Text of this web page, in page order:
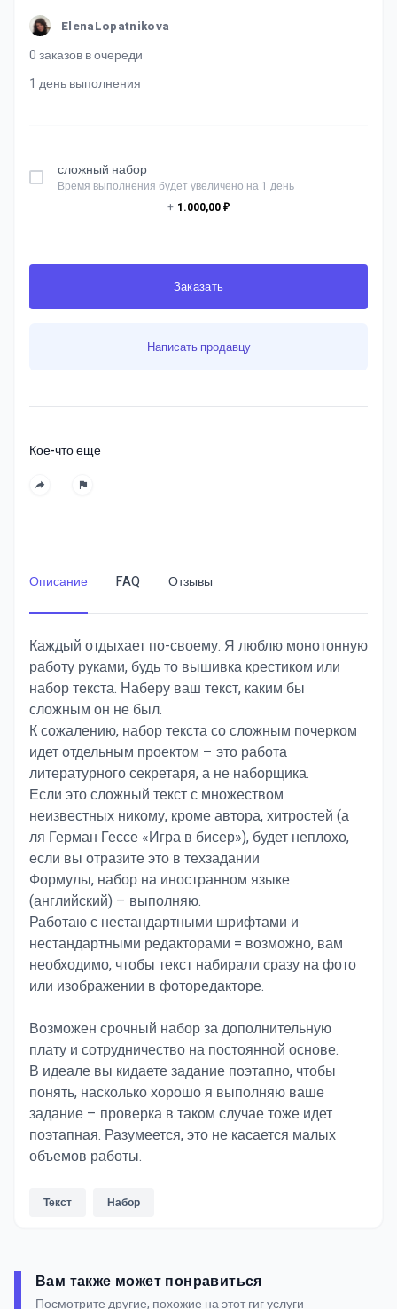
ElenaLopatnikova
0 заказов в очереди
1 день выполнения
сложный набор
Время выполнения будет увеличено на 1 день
+ 1.000,00 ₽
Заказать
Написать продавцу
Кое-что еще
Описание FAQ Отзывы
Каждый отдыхает по-своему. Я люблю монотонную
работу руками, будь то вышивка крестиком или
набор текста. Наберу ваш текст, каким бы
сложным он не был.
К сожалению, набор текста со сложным почерком
идет отдельным проектом – это работа
литературного секретаря, а не наборщика.
Если это сложный текст с множеством
неизвестных никому, кроме автора, хитростей (а
ля Герман Гессе «Игра в бисер»), будет неплохо,
если вы отразите это в техзадании
Формулы, набор на иностранном языке
(английский) – выполняю.
Работаю с нестандартными шрифтами и
нестандартными редакторами = возможно, вам
необходимо, чтобы текст набирали сразу на фото
или изображении в фоторедакторе.
Возможен срочный набор за дополнительную
плату и сотрудничество на постоянной основе.
В идеале вы кидаете задание поэтапно, чтобы
понять, насколько хорошо я выполняю ваше
задание – проверка в таком случае тоже идет
поэтапная. Разумеется, это не касается малых
объемов работы.
Текст Набор
Вам также может понравиться
Посмотрите другие, похожие на этот гиг услуги